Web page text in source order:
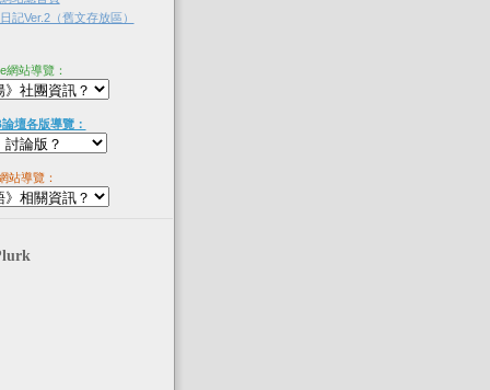
記Ver.2（舊文存放區）
網站導覽：
壇各版導覽：
站導覽：